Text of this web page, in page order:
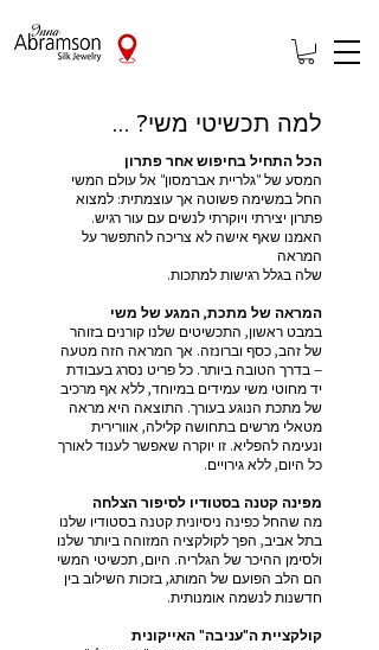
למה תכשיטי משי? ...
הכל התחיל בחיפוש אחר פתרון
המסע של "גלריית אברמסון" אל עולם המשי
החל במשימה פשוטה אך עוצמתית: למצוא
פתרון יצירתי ויוקרתי לנשים עם עור רגיש.
האמנו שאף אישה לא צריכה להתפשר על
המראה
שלה בגלל רגישות למתכות.
המראה של מתכת, המגע של משי
במבט ראשון, התכשיטים שלנו קורנים בזוהר
של זהב, כסף וברונזה. אך המראה הזה מטעה
– בדרך הטובה ביותר. כל פריט נסרג בעבודת
יד מחוטי משי עמידים במיוחד, ללא אף מרכיב
של מתכת הנוגע בעורך. התוצאה היא מראה
מטאלי מרשים בתחושה קלילה, אוורירית
ונעימה להפליא. זו יוקרה שאפשר לענוד לאורך
כל היום, ללא גירויים.
מפינה קטנה בסטודיו לסיפור הצלחה
מה שהחל כפינה ניסיונית קטנה בסטודיו שלנו
בתל אביב, הפך לקולקציה המזוהה ביותר שלנו
ולסימן ההיכר של הגלריה. היום, תכשיטי המשי
הם הלב הפועם של המותג, בזכות השילוב בין
חדשנות לנשמה אומנותית.
קולקציית ה"עניבה" האייקונית